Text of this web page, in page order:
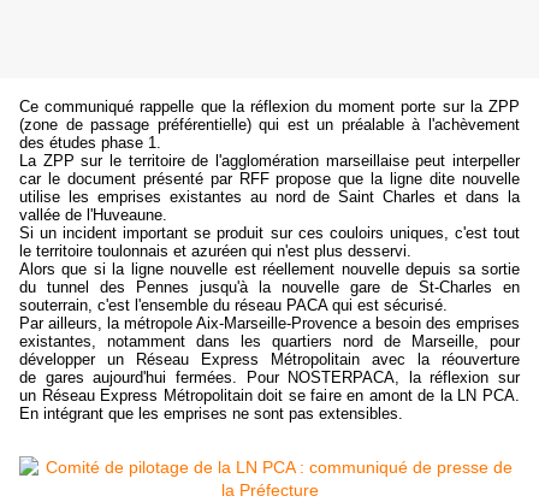
Ce communiqué rappelle que la réflexion du moment porte sur la ZPP
(zone de passage préférentielle) qui est un préalable à l'achèvement
des études phase 1.
La ZPP sur le territoire de l'agglomération marseillaise peut interpeller
car le document présenté par RFF propose que la ligne dite nouvelle
utilise les emprises existantes au nord de Saint Charles et dans la
vallée de l'Huveaune.
Si un incident important se produit sur ces couloirs uniques, c'est tout
le territoire toulonnais et azuréen qui n'est plus desservi.
Alors que si la ligne nouvelle est réellement nouvelle depuis sa sortie
du tunnel des Pennes jusqu'à la nouvelle gare de St-Charles en
souterrain, c'est l'ensemble du réseau PACA qui est sécurisé.
Par ailleurs, la métropole Aix-Marseille-Provence a besoin des emprises
existantes, notamment dans les quartiers nord de Marseille, pour
développer un Réseau Express Métropolitain avec la réouverture
de gares aujourd'hui fermées. Pour NOSTERPACA, la réflexion sur
un Réseau Express Métropolitain doit se faire en amont de la LN PCA.
En intégrant que les emprises ne sont pas extensibles.